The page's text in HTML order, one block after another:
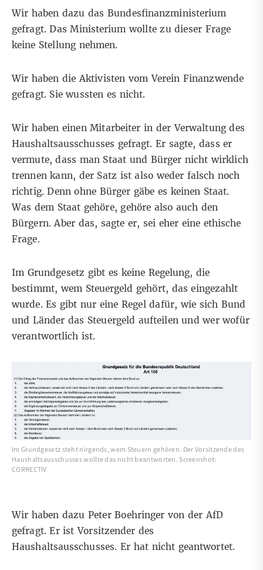
Wir haben dazu das Bundesfinanzministerium
gefragt. Das Ministerium wollte zu dieser Frage
keine Stellung nehmen.
Wir haben die Aktivisten vom Verein Finanzwende
gefragt. Sie wussten es nicht.
Wir haben einen Mitarbeiter in der Verwaltung des
Haushaltsausschusses gefragt. Er sagte, dass er
vermute, dass man Staat und Bürger nicht wirklich
trennen kann, der Satz ist also weder falsch noch
richtig. Denn ohne Bürger gäbe es keinen Staat.
Was dem Staat gehöre, gehöre also auch den
Bürgern. Aber das, sagte er, sei eher eine ethische
Frage.
Im Grundgesetz gibt es keine Regelung, die
bestimmt, wem Steuergeld gehört, das eingezahlt
wurde. Es gibt nur eine Regel dafür, wie sich Bund
und Länder das Steuergeld aufteilen und wer wofür
verantwortlich ist.
Im Grundgesetz steht nirgends, wem Steuern gehören. Der Vorsitzende des
Haushaltsausschusses wollte das nicht beantworten. Screenshot:
CORRECTIV
Wir haben dazu Peter Boehringer von der AfD
gefragt. Er ist Vorsitzender des
Haushaltsausschusses. Er hat nicht geantwortet.